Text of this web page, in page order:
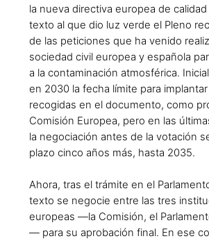
la nueva directiva europea de
texto al que dio luz verde el Pleno
de las peticiones que ha venido
sociedad civil europea y española
a la contaminación atmosférica.
en 2030 la fecha límite para
recogidas en el documento, como
Comisión Europea, pero en las
la negociación antes de la votación
plazo cinco años más, hasta 2035.
Ahora, tras el trámite en el
texto se negocie entre las tres
europeas —la Comisión, el
— para su aprobación final. En ese